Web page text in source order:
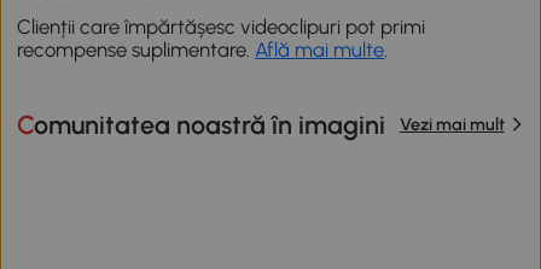
Clienții care împărtășesc videoclipuri pot primi
recompense suplimentare. Află mai multe.
Comunitatea noastră în imagini Vezi mai mult